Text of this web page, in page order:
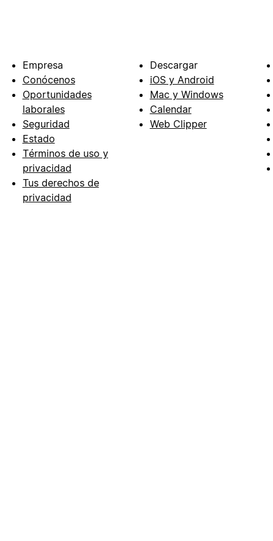
Empresa
Conócenos
Oportunidades
laborales
Seguridad
Estado
Términos de uso y
privacidad
Tus derechos de
privacidad
Descargar
iOS y Android
Mac y Windows
Calendar
Web Clipper